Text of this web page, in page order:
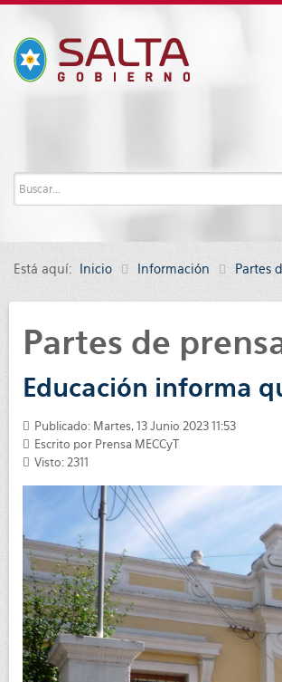
Está aquí: Inicio Información Partes
Partes de
Educación informa
Publicado: Martes, 13 Junio 2023 11:53
Escrito por Prensa MECCyT
Visto: 2311